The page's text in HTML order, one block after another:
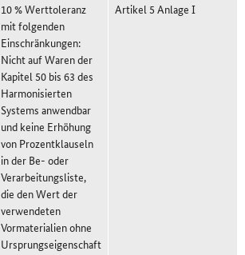
10 % Werttoleranz
mit folgenden
Einschränkungen:
Nicht auf Waren der
Kapitel 50 bis 63 des
Harmonisierten
Systems anwendbar
und keine Erhöhung
von Prozentklauseln
in der Be- oder
Verarbeitungsliste,
die den Wert der
verwendeten
Vormaterialien ohne
Ursprungseigenschaft
Artikel 5 Anlage I